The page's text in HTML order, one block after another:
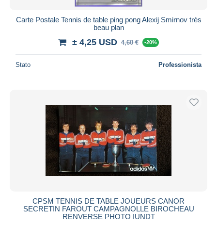
Carte Postale Tennis de table ping pong Alexij Smirnov très
beau plan
± 4,25 USD 4,60 € -20%
Stato Professionista
CPSM TENNIS DE TABLE JOUEURS CANOR
SECRETIN FAROUT CAMPAGNOLLE BIROCHEAU
RENVERSE PHOTO IUNDT